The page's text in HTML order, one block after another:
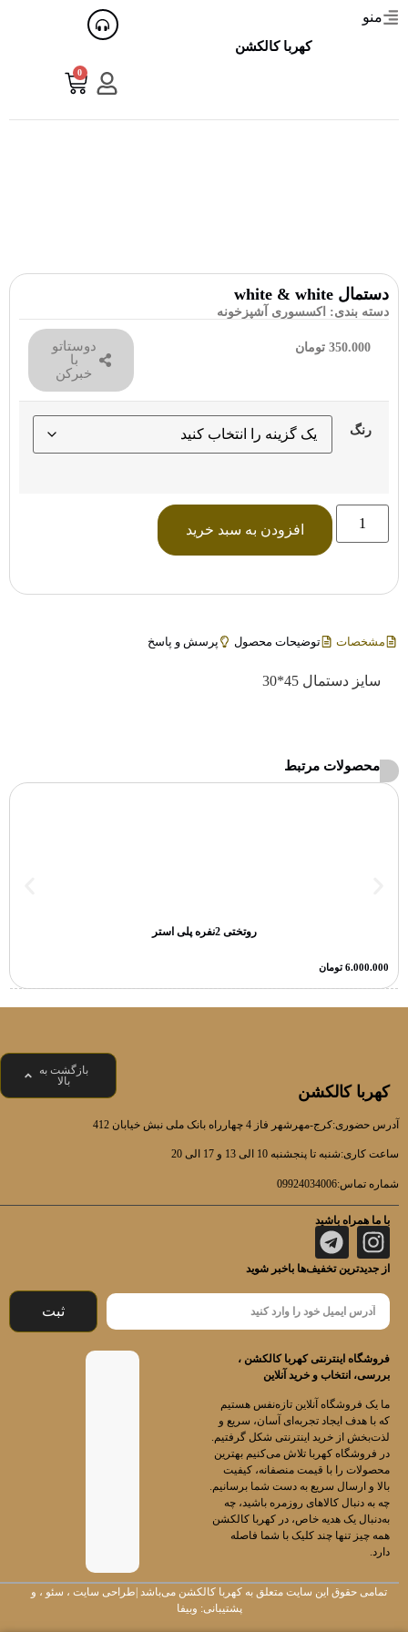
منو
کهربا کالکشن
0
دستمال white & white
دسته بندی: اکسسوری آشپزخونه
350.000 تومان
دوستاتو
با
خبرکن
رنگ
افزودن به سبد خرید
مشخصات توضیحات محصول پرسش و پاسخ
سایز دستمال 45*30
محصولات مرتبط
روتختی 2نفره پلی استر
6.000.000 تومان
بازگشت به
بالا
کهربا کالکشن
آدرس حضوری:کرج-مهرشهر فاز 4 چهارراه بانک ملی نبش خیابان 412
ساعت کاری:شنبه تا پنجشنبه 10 الی 13 و 17 الی 20
شماره تماس:09924034006
با ما همراه باشید
از جدیدترین تخفیف‌ها باخبر شوید
ثبت
فروشگاه اینترنتی کهربا کالکشن ،
بررسی، انتخاب و خرید آنلاین
ما یک فروشگاه آنلاین تازه‌نفس هستیم
که با هدف ایجاد تجربه‌ای آسان، سریع و
لذت‌بخش از خرید اینترنتی شکل گرفتیم.
در فروشگاه کهربا تلاش می‌کنیم بهترین
محصولات را با قیمت منصفانه، کیفیت
بالا و ارسال سریع به دست شما برسانیم.
چه به دنبال کالاهای روزمره باشید، چه
به‌دنبال یک هدیه خاص، در کهربا کالکشن
همه چیز تنها چند کلیک با شما فاصله
دارد.
تمامی حقوق این سایت متعلق به کهربا کالکشن می‌باشد | طراحی سایت، سئو ، و
پشتیبانی: وبیفا